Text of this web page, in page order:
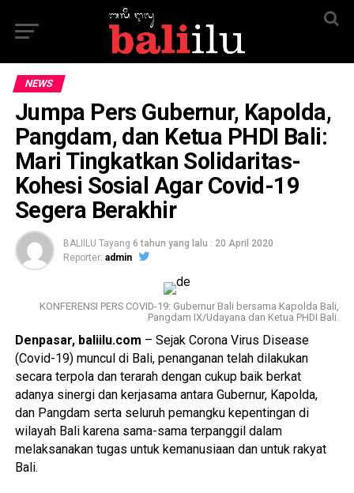
NEWS
Jumpa Pers Gubernur, Kapolda,
Pangdam, dan Ketua PHDI Bali:
Mari Tingkatkan Solidaritas-
Kohesi Sosial Agar Covid-19
Segera Berakhir
BALIILU Tayang 6 tahun yang lalu : 20 April 2020
Reporter: admin
KONFERENSI PERS COVID-19: Gubernur Bali bersama Kapolda Bali,
Pangdam IX/Udayana dan Ketua PHDI Bali.
Denpasar, baliilu.com – Sejak Corona Virus Disease
(Covid-19) muncul di Bali, penanganan telah dilakukan
secara terpola dan terarah dengan cukup baik berkat
adanya sinergi dan kerjasama antara Gubernur, Kapolda,
dan Pangdam serta seluruh pemangku kepentingan di
wilayah Bali karena sama-sama terpanggil dalam
melaksanakan tugas untuk kemanusiaan dan untuk rakyat
Bali.